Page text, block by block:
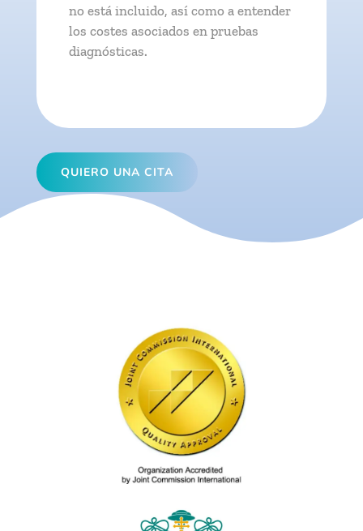
no está incluido, así como a entender
los costes asociados en pruebas
diagnósticas.
QUIERO UNA CITA